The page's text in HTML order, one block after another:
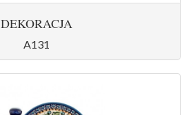
DEKORACJA
A131